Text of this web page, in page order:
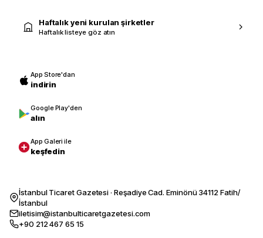
Haftalık yeni kurulan şirketler
Haftalık listeye göz atın
App Store'dan
indirin
Google Play'den
alın
App Galeri ile
keşfedin
İstanbul Ticaret Gazetesi · Reşadiye Cad. Eminönü 34112 Fatih/
İstanbul
iletisim@istanbulticaretgazetesi.com
+90 212 467 65 15